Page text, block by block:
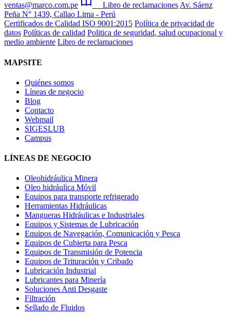
ventas@marco.com.pe
Libro de reclamaciones Av. Sáenz
Peña N° 1439, Callao Lima - Perú
Certificados de Calidad ISO 9001:2015 Política de privacidad de
datos Políticas de calidad Politica de seguridad, salud ocupacional y
medio ambiente Libro de reclamaciones
MAPSITE
Quiénes somos
Líneas de negocio
Blog
Contacto
Webmail
SIGESLUB
Campus
LÍNEAS DE NEGOCIO
Oleohidráulica Minera
Oleo hidráulica Móvil
Equipos para transporte refrigerado
Herramientas Hidráulicas
Mangueras Hidráulicas e Industriales
Equipos y Sistemas de Lubricación
Equipos de Navegación, Comunicación y Pesca
Equipos de Cubierta para Pesca
Equipos de Transmisión de Potencia
Equipos de Trituración y Cribado
Lubricación Industrial
Lubricantes para Minería
Soluciones Anti Desgaste
Filtración
Sellado de Fluidos